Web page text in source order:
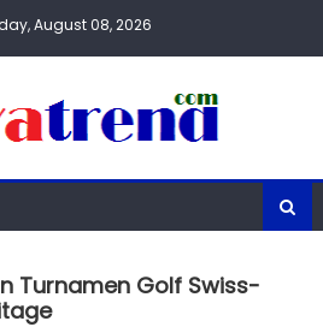
August 08, 2026
Turnamen Golf Swiss-